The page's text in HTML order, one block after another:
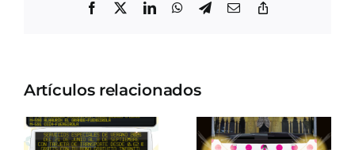
Facebook LinkedInWhatsApp
Telegram
Correo
Artículos relacionados